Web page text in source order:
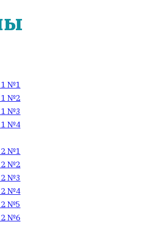
1 №1
1 №2
1 №3
1 №4
2 №1
2 №2
2 №3
2 №4
2 №5
2 №6